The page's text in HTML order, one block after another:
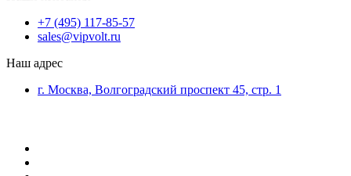
+7 (495) 117-85-57
sales@vipvolt.ru
Наш адрес
г. Москва, Волгоградский проспект 45, стр. 1